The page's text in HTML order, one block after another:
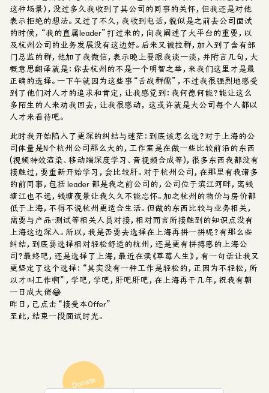
这种场景），没过多久我收到了其公司的同事的关怀，但我还是对他
表示拒绝的想法。又过了不久，我收到电话，貌似是之前去公司面试
的时候，“我的直属leader”打过来的，向我阐述了大平台的重要，以
及杭州公司的业务发展没有这边好。后来又被拉群，加入到了含有部
门总监的群，他加了我微信，表示晚上要跟我谈一谈，并附言几句，大
概意思翻译就是：你去杭州的不是一个明智之举，来我们这里才是最
正确的选择。一下午就因为这些事“舌战群儒”，不过我很强烈地感受
到了他们对人才的追求和肯定，让我感觉到：我何德何能？能让这么
多陌生的人来劝我回去，让我很感动， 这或许就是大公司每个人都以
人才来看待吧。
此时我开始陷入了更深的纠结与迷茫：到底该怎么选？对于上海的公
司体量是N个杭州公司那么大的，工作室是在做一些比较前沿的东西
(视频特效渲染、移动端深度学习、音视频合成等)，很多东西我都没有
接触过，要重新开始学习，会比较肝。对于杭州公司，在那里有我诸多
的前同事，包括 leader 都是我之前公司的，公司位于滨江河畔，离钱
塘江也不远，钱塘夜景让我久久不能忘怀。加之杭州的物价与房价都
低于上海，不得不说杭州更适合生活。但做的东西比较与业务相关，
需要与产品-测试等相关人员对接，相对而言所接触到的知识点没有
上海这边深入。所以，我是否要去选择在上海再拼一拼呢？有那么些
纠结，到底要选择相对轻松舒适的杭州，还是更有拼搏感的上海公
司？最终吧，还是选择了上海，最近在读《草莓人生》 ，有一句话让我又
更坚定了这个选择： “其实没有一种工作是轻松的，正因为不轻松，所
以才叫工作啊” ，学吧，学吧，肝吧肝吧，在上海再干几年，祝我有朝
一日成大佬😂
昨日，已点击“接受本Offer”
至此，结束一段面试时光。
Donate